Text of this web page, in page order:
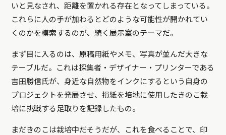
いと見なされ、距離を置かれる存在となってしまっている。
これらに人の手が加わるとどのような可能性が開かれてい
くのかを模索するのが、続く展示室のテーマだ。
まず目に入るのは、原稿用紙やメモ、写真が並んだ大きな
テーブルだ。これは採集者・デザイナー・プリンターである
吉田勝信氏が、身近な自然物をインクにするという自身の
プロジェクトを発展させ、損紙を培地に使用したきのこ栽
培に挑戦する足取りを記録したもの。
まだきのこは栽培中だそうだが、これを食べることで、印